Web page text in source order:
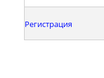
Регистрация